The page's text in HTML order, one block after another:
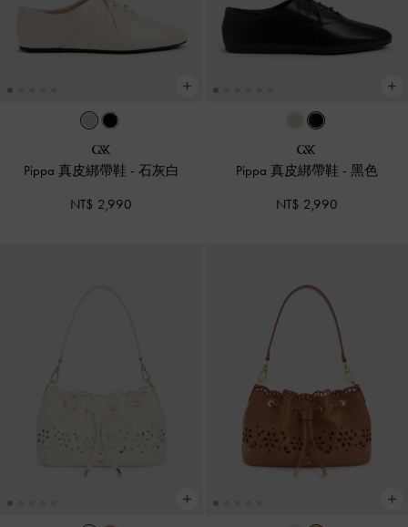
Pippa 真皮綁帶鞋 - 石灰白
NT$ 2,990
Pippa 真皮綁帶鞋 - 黑色
NT$ 2,990